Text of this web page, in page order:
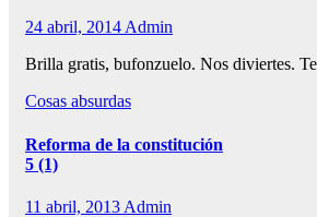
24 abril, 2014Admin
Brilla gratis, bufonzuelo. Nos diviertes.
Cosas absurdas
Reforma de la constitución
5 (1)
11 abril, 2013 Admin